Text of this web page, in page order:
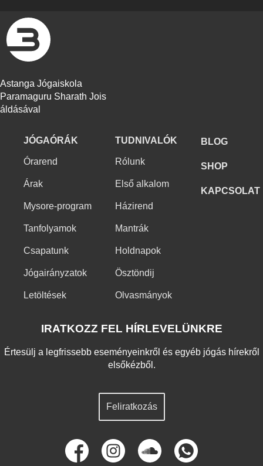
Astanga Jógaiskola
Paramaguru Sharath Jois
áldásával
JÓGAÓRÁK
Órarend
Árak
Mysore-program
Tanfolyamok
Csapatunk
Jógairányzatok
Letöltések
TUDNIVALÓK
Rólunk
Első alkalom
Házirend
Mantrák
Holdnapok
Ösztöndij
Olvasmányok
BLOG
SHOP
KAPCSOLAT
IRATKOZZ FEL HÍRLEVELÜNKRE
Értesülj a legfrissebb eseményeinkről és egyéb jógás hírekről
elsőkézből.
Feliratkozás